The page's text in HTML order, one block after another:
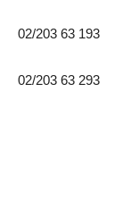
02/203 63 193
02/203 63 293